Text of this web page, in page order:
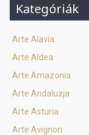
Kategóriák
Arte Alavia
Arte Aldea
Arte Amazonia
Arte Andaluzja
Arte Asturia
Arte Avignon